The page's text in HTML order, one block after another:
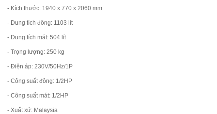
- Kích thước: 1940 x 770 x 2060 mm
- Dung tích đông: 1103 lít
- Dung tích mát: 504 lít
- Trọng lượng: 250 kg
- Điện áp: 230V/50Hz/1P
- Công suất đông: 1/2HP
- Công suất mát: 1/2HP
- Xuất xứ: Malaysia